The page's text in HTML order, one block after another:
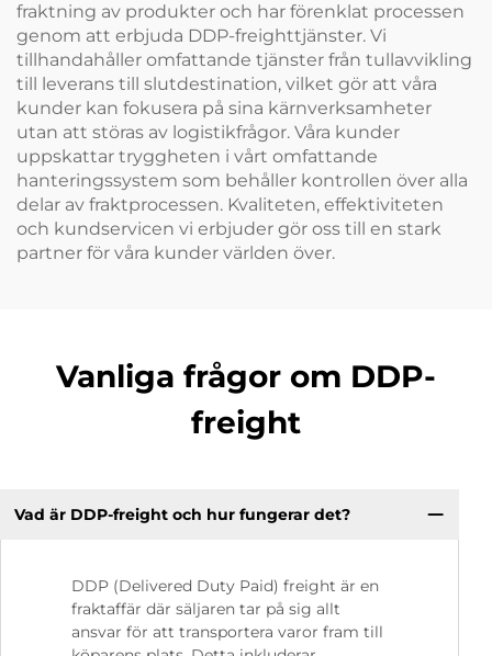
fraktning av produkter och har förenklat processen
genom att erbjuda DDP-freighttjänster. Vi
tillhandahåller omfattande tjänster från tullavvikling
till leverans till slutdestination, vilket gör att våra
kunder kan fokusera på sina kärnverksamheter
utan att störas av logistikfrågor. Våra kunder
uppskattar tryggheten i vårt omfattande
hanteringssystem som behåller kontrollen över alla
delar av fraktprocessen. Kvaliteten, effektiviteten
och kundservicen vi erbjuder gör oss till en stark
partner för våra kunder världen över.
Vanliga frågor om DDP-
freight
Vad är DDP-freight och hur fungerar det?
DDP (Delivered Duty Paid) freight är en
fraktaffär där säljaren tar på sig allt
ansvar för att transportera varor fram till